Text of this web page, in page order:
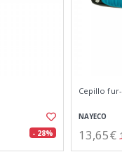
- 28%
Cepillo
NAYECO
13,65€